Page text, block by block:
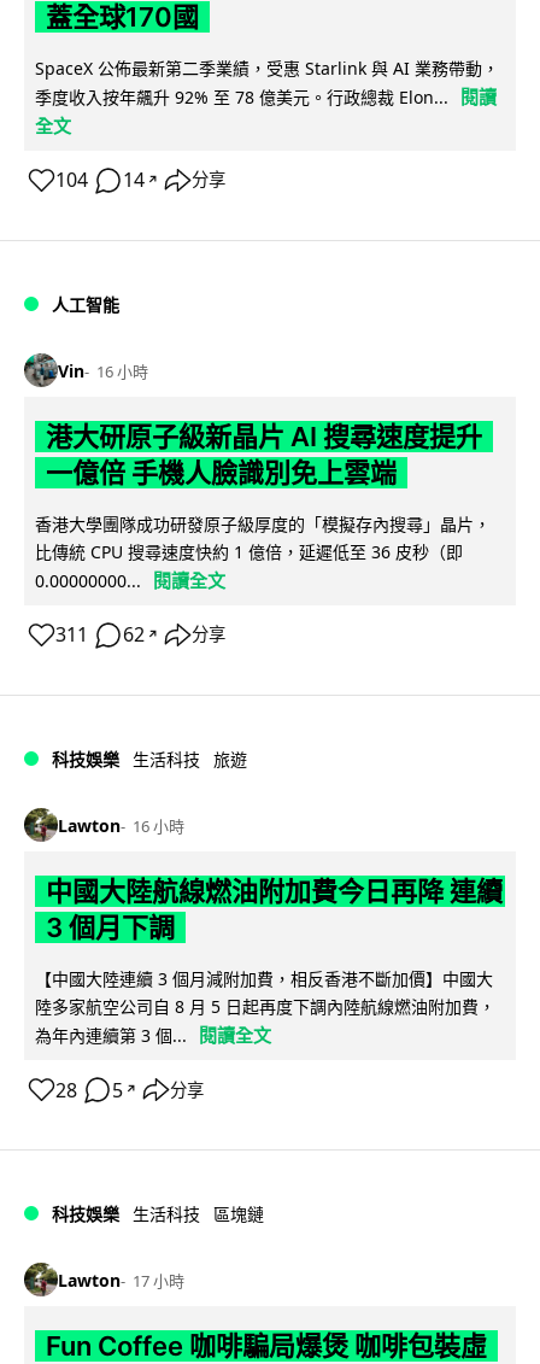
蓋全球170國
SpaceX 公佈最新第二季業績，受惠 Starlink 與 AI 業務帶動，
季度收入按年飆升 92% 至 78 億美元。行政總裁 Elon...
閱讀
全文
104 14 ↗ 分享
人工智能
Vin 16 小時
港大研原子級新晶片 AI 搜尋速度提升
一億倍 手機人臉識別免上雲端
香港大學團隊成功研發原子級厚度的「模擬存內搜尋」晶片，
比傳統 CPU 搜尋速度快約 1 億倍，延遲低至 36 皮秒（即
0.00000000...
閱讀全文
311 62 ↗ 分享
科技娛樂 生活科技 旅遊
Lawton 16 小時
中國大陸航線燃油附加費今日再降 連續
3 個月下調
【中國大陸連續 3 個月減附加費，相反香港不斷加價】中國大
陸多家航空公司自 8 月 5 日起再度下調內陸航線燃油附加費，
為年內連續第 3 個...
閱讀全文
28 5 ↗ 分享
科技娛樂 生活科技 區塊鏈
Lawton 17 小時
Fun Coffee 咖啡騙局爆煲 咖啡包裝虛